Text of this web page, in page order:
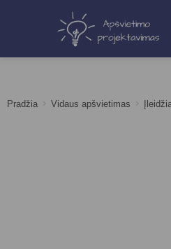
Pradžia > Vidaus apšvietimas >